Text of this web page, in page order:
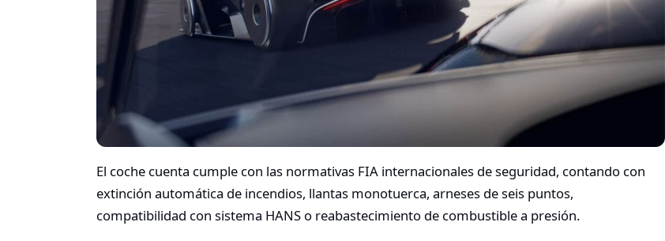
El coche cuenta cumple con las normativas FIA internacionales de seguridad, contando con
extinción automática de incendios, llantas monotuerca, arneses de seis puntos,
compatibilidad con sistema HANS o reabastecimiento de combustible a presión.